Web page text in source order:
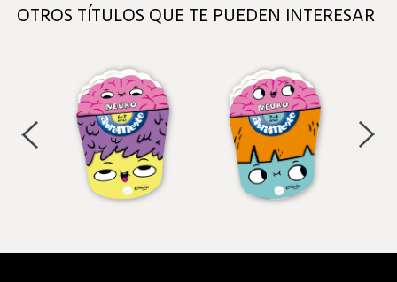
OTROS TÍTULOS QUE TE PUEDEN INTERESAR